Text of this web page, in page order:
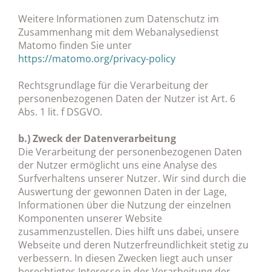
Weitere Informationen zum Datenschutz im
Zusammenhang mit dem Webanalysedienst
Matomo finden Sie unter
https://matomo.org/privacy-policy
Rechtsgrundlage für die Verarbeitung der
personenbezogenen Daten der Nutzer ist Art. 6
Abs. 1 lit. f DSGVO.
b.) Zweck der Datenverarbeitung
Die Verarbeitung der personenbezogenen Daten
der Nutzer ermöglicht uns eine Analyse des
Surfverhaltens unserer Nutzer. Wir sind durch die
Auswertung der gewonnen Daten in der Lage,
Informationen über die Nutzung der einzelnen
Komponenten unserer Website
zusammenzustellen. Dies hilft uns dabei, unsere
Webseite und deren Nutzerfreundlichkeit stetig zu
verbessern. In diesen Zwecken liegt auch unser